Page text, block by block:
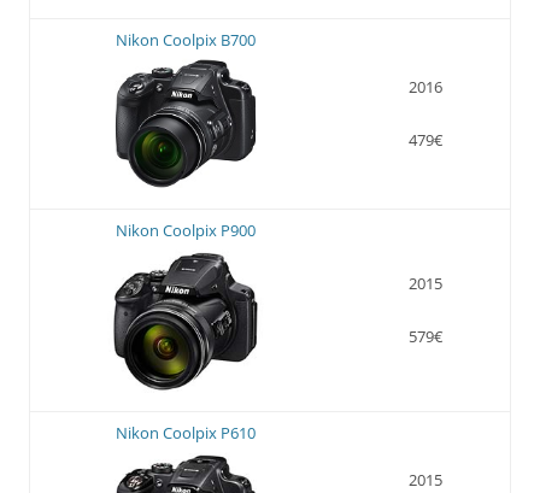
Nikon Coolpix B700
2016
479€
Nikon Coolpix P900
2015
579€
Nikon Coolpix P610
2015